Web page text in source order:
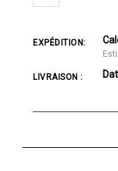
EXPÉDITION:
LIVRAISON :